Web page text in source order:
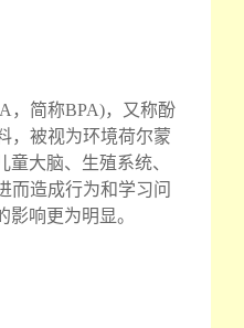
，简称BPA)，又称酚
，被视为环境荷尔蒙
童大脑、生殖系统、
而造成行为和学习问
影响更为明显。